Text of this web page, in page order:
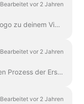
Bearbeitet vor 2 Jahren
Es gibt drei Möglichkeiten, ein Logo zu deinem Video hinzuzufügen! Schauen wir uns die Vor- und Nachteile jeder Methode an! Wenn du dieses Logo wirklich verwenden willst ...
Bearbeitet vor 2 Jahren
Branding ist eine Möglichkeit, den Prozess der Erstellung von Videos mit Markenzeichen zu rationalisieren, und das auch noch mit Effizienz. Es bietet Ihnen die Möglichkeit, mehrere "Marken" zu erstellen...
Bearbeitet vor 2 Jahren